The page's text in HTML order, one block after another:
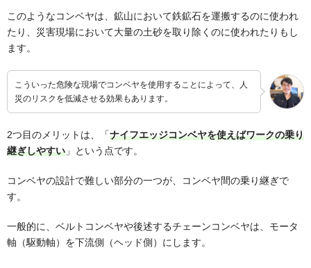
このようなコンベヤは、鉱山において鉄鉱石を運搬するのに使われ
たり、災害現場において大量の土砂を取り除くのに使われたりもし
ます。
こういった危険な現場でコンベヤを使用することによって、人
災のリスクを低減させる効果もあります。
2つ目のメリットは、「ナイフエッジコンベヤを使えばワークの乗り
継ぎしやすい 」という点です。
コンベヤの設計で難しい部分の一つが、コンベヤ間の乗り継ぎで
す。
一般的に、ベルトコンベヤや後述するチェーンコンベヤは、モータ
軸（駆動軸）を下流側（ヘッド側）にします。